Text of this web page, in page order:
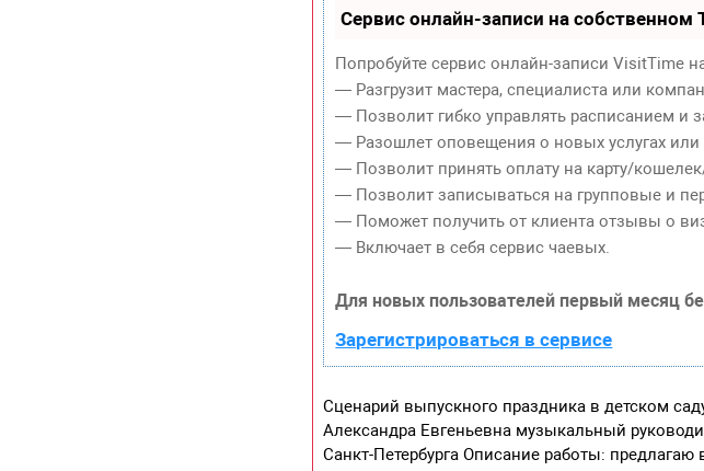
Сервис онлайн-записи на собственном
Попробуйте сервис онлайн-записи VisitTime
— Разгрузит мастера, специалиста или
— Позволит гибко управлять расписанием и
— Разошлет оповещения о новых услугах или
— Позволит принять оплату на карту/
— Позволит записываться на групповые и
— Поможет получить от клиента отзывы о
— Включает в себя сервис чаевых.
Для новых пользователей первый месяц
Зарегистрироваться в сервисе
Сценарий выпускного праздника в детском
Александра Евгеньевна музыкальный
Санкт-Петербурга Описание работы: